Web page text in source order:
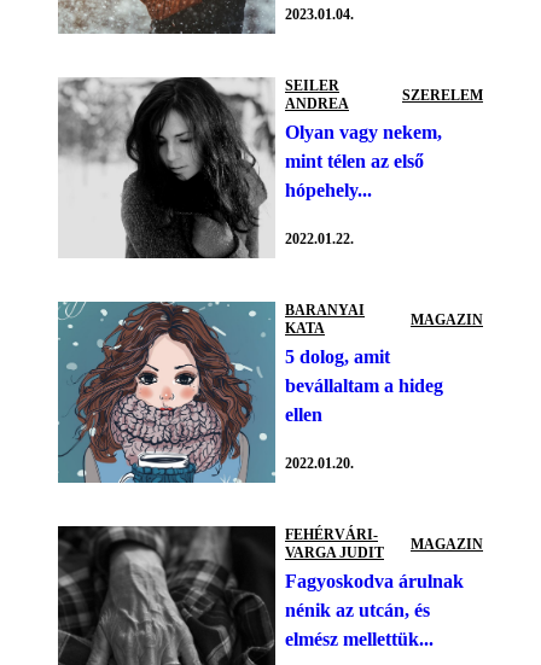
2023.01.04.
SEILER
ANDREA
SZERELEM
Olyan vagy nekem,
mint télen az első
hópehely...
2022.01.22.
BARANYAI
KATA
MAGAZIN
5 dolog, amit
bevállaltam a hideg
ellen
2022.01.20.
FEHÉRVÁRI-
VARGA JUDIT
MAGAZIN
Fagyoskodva árulnak
nénik az utcán, és
elmész mellettük...